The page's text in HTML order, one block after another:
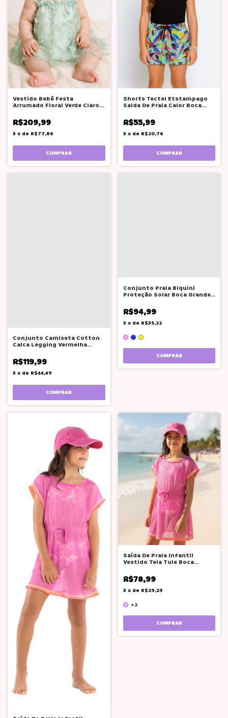
Vestido Bebê Festa
Arrumado Floral Verde Claro
R$209,99
3 x de R$77,86
COMPRAR
Shorts Tectel Etstampago
Saida De Praia Calor Boca
R$55,99
3 x de R$20,76
COMPRAR
Conjunto Camiseta Cotton
Calca Legging Vermelha
R$119,99
3 x de R$44,49
COMPRAR
Conjunto Praia Biquini
Proteção Solar Boca Grande
R$94,99
3 x de R$35,22
COMPRAR
Saída De Praia Infantil
Vestido Tela Tule Boca
R$78,99
3 x de R$29,29
+2
COMPRAR